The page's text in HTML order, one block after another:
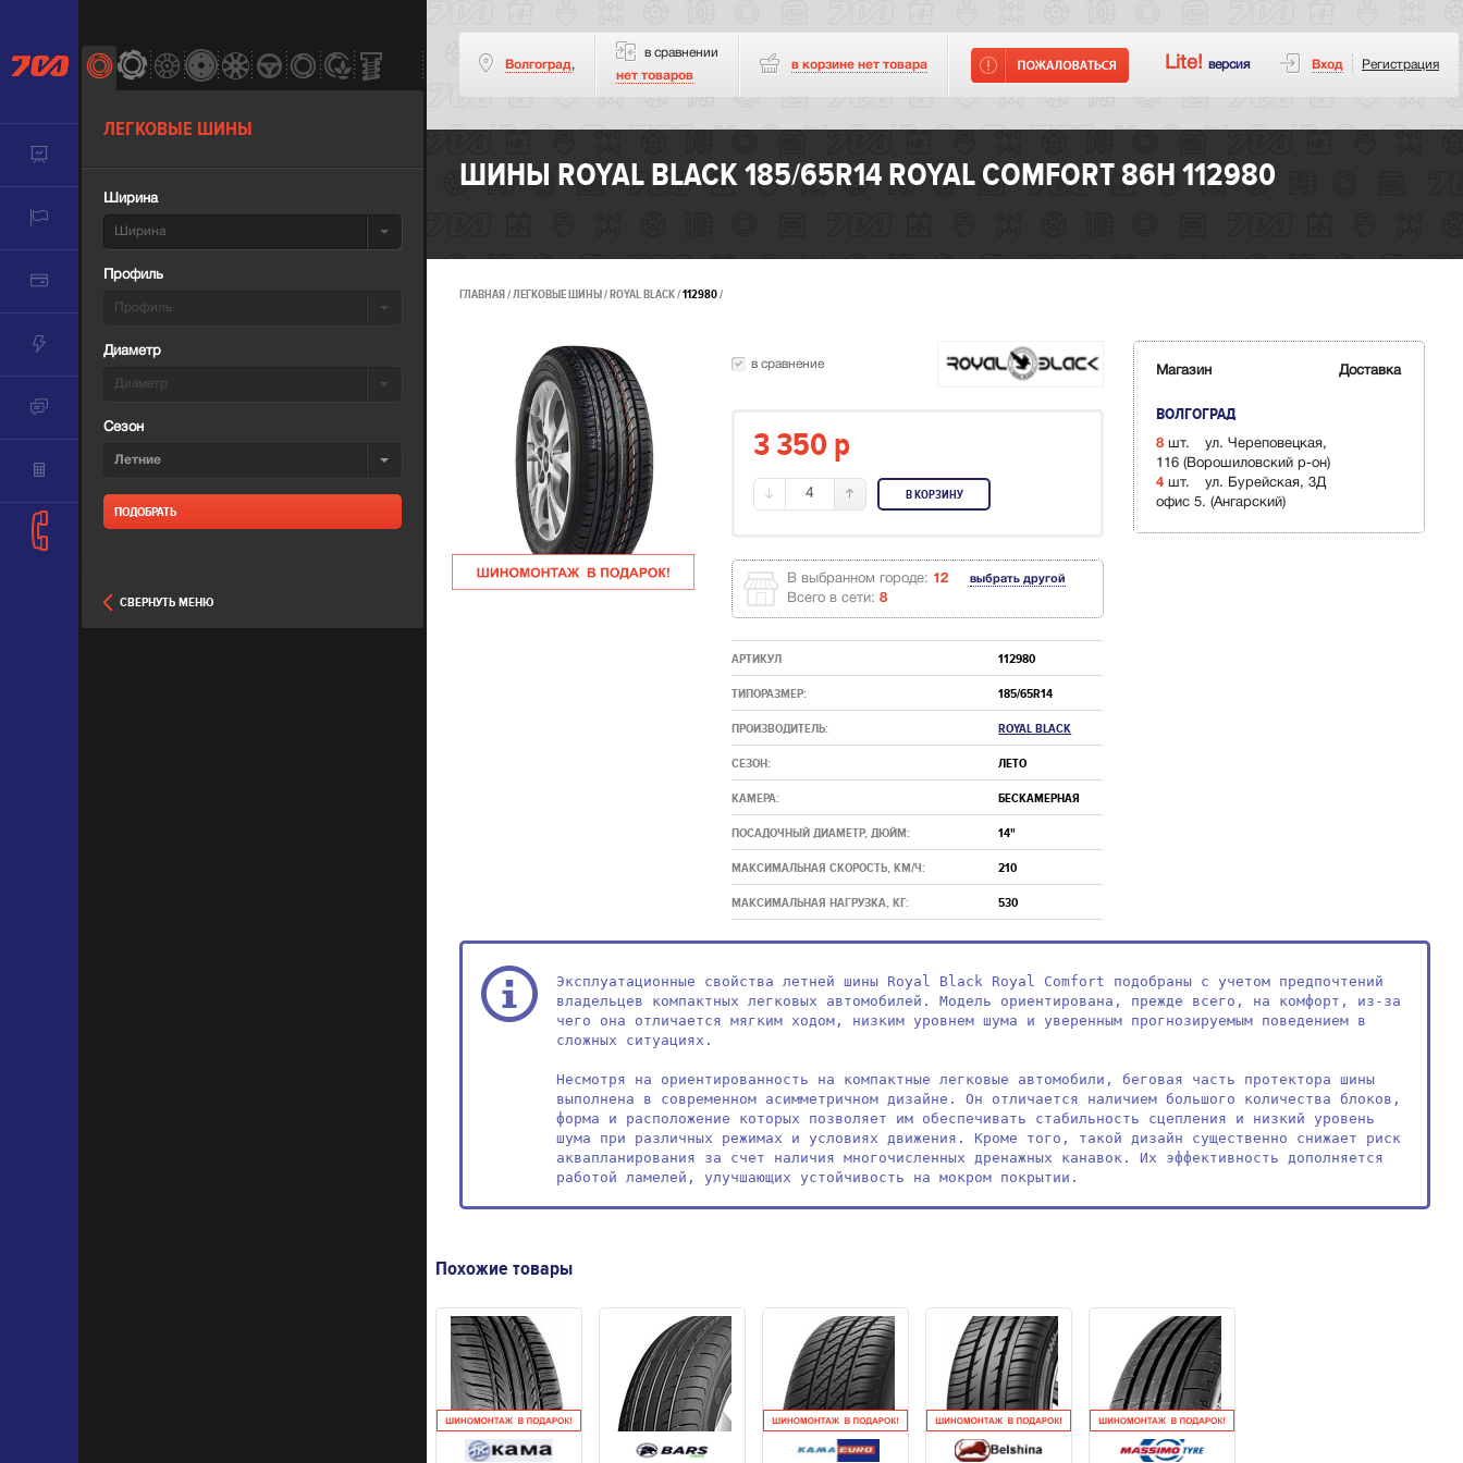
ЛЕГКОВЫЕ ШИНЫ
Ширина
Ширина
Профиль
Профиль
Диаметр
Диаметр
Сезон
Летние
СВЕРНУТЬ МЕНЮ
Волгоград,
в сравнении
нет товаров
в корзине нет товара Lite! версия Вход Регистрация
ШИНЫ ROYAL BLACK 185/65R14 ROYAL COMFORT 86H 112980
ГЛАВНАЯ ЛЕГКОВЫЕ ШИНЫ ROYAL BLACK 112980
в сравнение
3 350 p
4 В КОРЗИНУ
В выбранном городе: 12 выбрать другой
Всего в сети:8
АРТИКУЛ 112980
ТИПОРАЗМЕР: 185/65R14
ПРОИЗВОДИТЕЛЬ: ROYAL BLACK
СЕЗОН: ЛЕТО
КАМЕРА: БЕСКАМЕРНАЯ
ПОСАДОЧНЫЙ ДИАМЕТР, ДЮЙМ: 14"
МАКСИМАЛЬНАЯ СКОРОСТЬ, КМ/Ч: 210
МАКСИМАЛЬНАЯ НАГРУЗКА, КГ: 530
Магазин Доставка
ВОЛГОГРАД
8шт.
ул. Череповецкая,
116 (Ворошиловский р-он)
4шт.
ул. Бурейская, 3Д
офис 5. (Ангарский)
Эксплуатационные свойства летней шины Royal Black Royal Comfort подобраны с учетом предпочтений
владельцев компактных легковых автомобилей. Модель ориентирована, прежде всего, на комфорт, из-за
чего она отличается мягким ходом, низким уровнем шума и уверенным прогнозируемым поведением в
сложных ситуациях.
Несмотря на ориентированность на компактные легковые автомобили, беговая часть протектора шины
выполнена в современном асимметричном дизайне. Он отличается наличием большого количества блоков,
форма и расположение которых позволяет им обеспечивать стабильность сцепления и низкий уровень
шума при различных режимах и условиях движения. Кроме того, такой дизайн существенно снижает риск
аквапланирования за счет наличия многочисленных дренажных канавок. Их эффективность дополняется
работой ламелей, улучшающих устойчивость на мокром покрытии.
Похожие товары